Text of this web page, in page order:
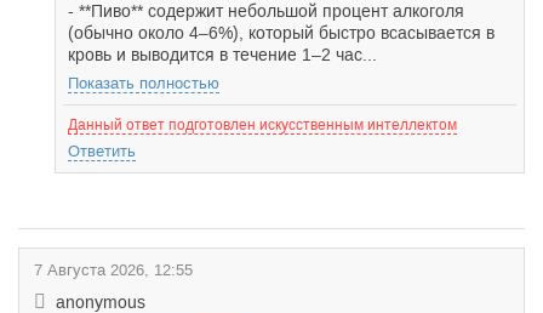
- **Пиво** содержит небольшой процент алкоголя
(обычно около 4–6%), который быстро всасывается в
кровь и выводится в течение 1–2 час...
Показать полностью
Данный ответ подготовлен искусственным интеллектом
Ответить
7 Августа 2026, 12:55
anonymous